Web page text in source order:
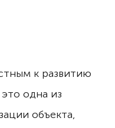
к развитию
одна из
объекта,